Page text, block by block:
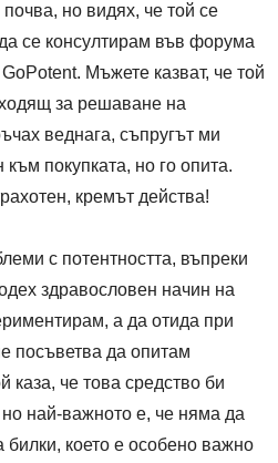
но видях, че той се
се консултирам във форума
Мъжете казват, че той
за решаване на
веднага, съпругът ми
покупката, но го опита.
кремът действа!
с потентността, въпреки
здравословен начин на
а да отида при
посъветва да опитам
каза, че това средство би
най-важното е, че няма да
билки, което е особено важно